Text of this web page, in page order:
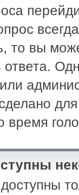
то вы
время